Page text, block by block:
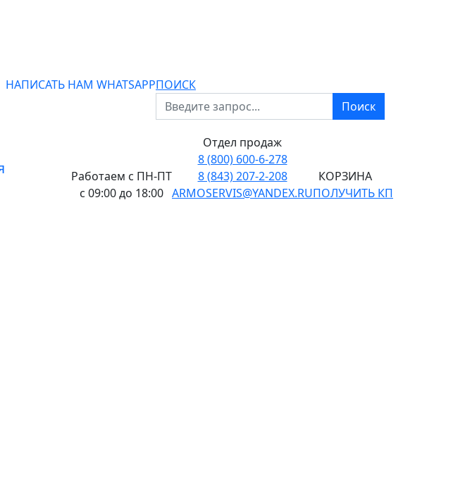
НАПИСАТЬ НАМ WHATSAPPПОИСК
Поиск
Работаем с ПН-ПТ
с 09:00 до 18:00
Отдел продаж
8 (800) 600-6-278
8 (843) 207-2-208
ARMOSERVIS@YANDEX.RU
КОРЗИНА
ПОЛУЧИТЬ КП